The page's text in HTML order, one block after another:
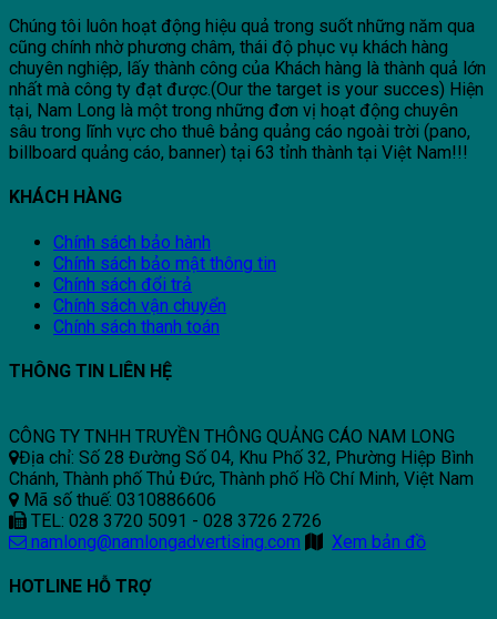
Chúng tôi luôn hoạt động hiệu quả trong suốt những năm qua
cũng chính nhờ phương châm, thái độ phục vụ khách hàng
chuyên nghiệp, lấy thành công của Khách hàng là thành quả lớn
nhất mà công ty đạt được.(Our the target is your succes) Hiện
tại, Nam Long là một trong những đơn vị hoạt động chuyên
sâu trong lĩnh vực cho thuê bảng quảng cáo ngoài trời (pano,
billboard quảng cáo, banner) tại 63 tỉnh thành tại Việt Nam!!!
KHÁCH HÀNG
Chính sách bảo hành
Chính sách bảo mật thông tin
Chính sách đổi trả
Chính sách vận chuyển
Chính sách thanh toán
THÔNG TIN LIÊN HỆ
CÔNG TY TNHH TRUYỀN THÔNG QUẢNG CÁO NAM LONG
Địa chỉ: Số 28 Đường Số 04, Khu Phố 32, Phường Hiệp Bình
Chánh, Thành phố Thủ Đức, Thành phố Hồ Chí Minh, Việt Nam
Mã số thuế: 0310886606
TEL: 028 3720 5091 - 028 3726 2726
namlong@namlongadvertising.com
Xem bản đồ
HOTLINE HỖ TRỢ